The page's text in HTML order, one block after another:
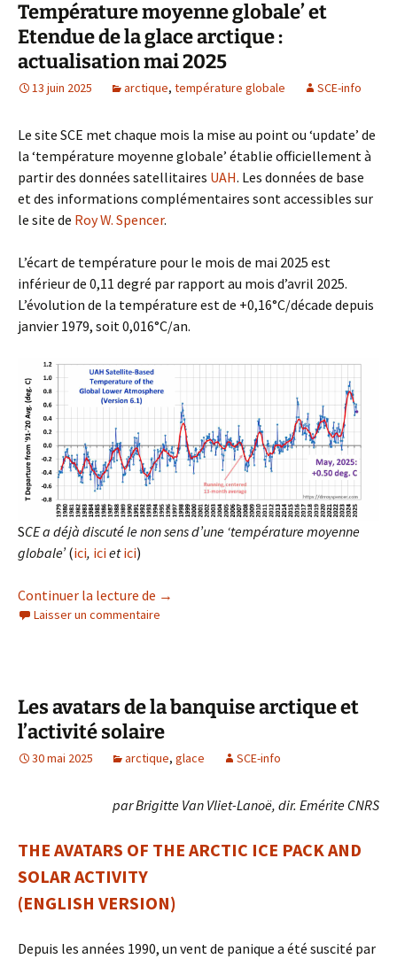
Température moyenne globale’ et
Etendue de la glace arctique :
actualisation mai 2025
13 juin 2025 arctique, température globale SCE-info
Le site SCE met chaque mois la mise au point ou ‘update’ de
la ‘température moyenne globale’ établie officiellement à
partir des données satellitaires UAH. Les données de base
et des informations complémentaires sont accessibles sur
le site de Roy W. Spencer.
L’écart de température pour le mois de mai 2025 est
inférieur de 0,11 degré par rapport au mois d’avril 2025.
L’évolution de la température est de +0,16°C/décade depuis
janvier 1979, soit 0,016°C/an.
SCE a déjà discuté le non sens d’une ‘température moyenne
globale’(ici, icietici)
Continuer la lecture de Température moyenne globale’ et
→
Laisser un commentaire
Les avatars de la banquise arctique et
l’activité solaire
30 mai 2025 arctique, glace SCE-info
par Brigitte Van Vliet-Lanoë, dir. Emérite CNRS
THE AVATARS OF THE ARCTIC ICE PACK AND
SOLAR ACTIVITY
(ENGLISH VERSION)
Depuis les années 1990, un vent de panique a été suscité par